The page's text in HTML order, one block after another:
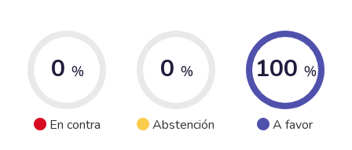
0 %
En contra
0 %
Abstención
100 %
A favor